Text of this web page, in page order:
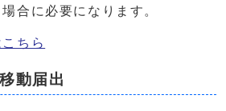
合に必要になります。
ちら
動届出